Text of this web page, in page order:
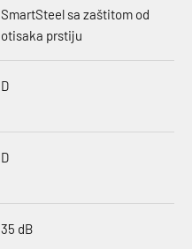
SmartSteel sa zaštitom od
otisaka prstiju
D
D
35 dB